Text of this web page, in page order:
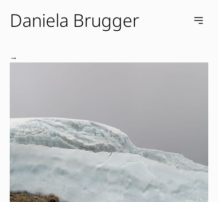
Daniela Brugger Open
menu